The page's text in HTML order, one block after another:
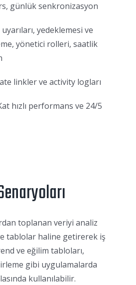
günlük senkronizasyon
yedeklemesi ve
yönetici rolleri, saatlik
linkler ve activity logları
hızlı performans ve 24/5
toplanan veriyi analiz
tablolar haline getirerek iş
ve eğilim tabloları,
gibi uygulamalarda
kullanılabilir.